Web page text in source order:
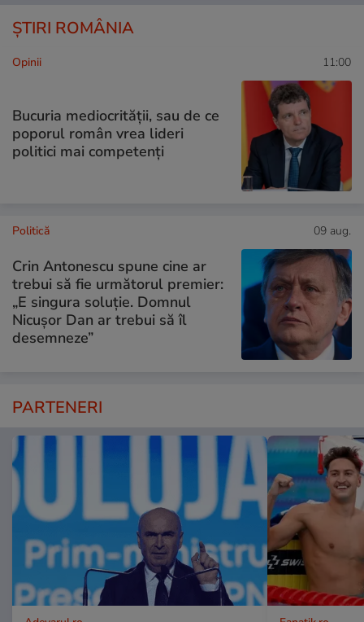
ȘTIRI ROMÂNIA
Opinii 11:00
Bucuria mediocrității, sau de ce
poporul român vrea lideri
politici mai competenți
Politică 09 aug.
Crin Antonescu spune cine ar
trebui să fie următorul premier:
„E singura soluție. Domnul
Nicușor Dan ar trebui să îl
desemneze”
PARTENERI